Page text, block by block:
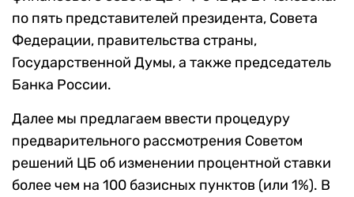
по пять представителей президента, Совета
Федерации, правительства страны,
Государственной Думы, а также председатель
Банка России.
Далее мы предлагаем ввести процедуру
предварительного рассмотрения Советом
решений ЦБ об изменении процентной ставки
более чем на 100 базисных пунктов (или 1%). В